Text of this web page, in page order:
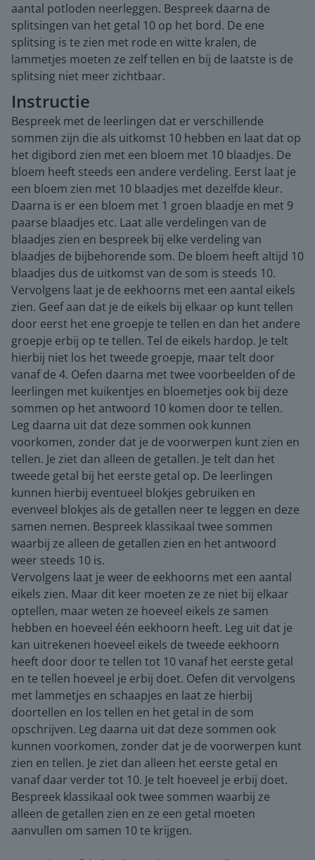
aantal potloden neerleggen. Bespreek daarna de
splitsingen van het getal 10 op het bord. De ene
splitsing is te zien met rode en witte kralen, de
lammetjes moeten ze zelf tellen en bij de laatste is de
splitsing niet meer zichtbaar.
Instructie
Bespreek met de leerlingen dat er verschillende
sommen zijn die als uitkomst 10 hebben en laat dat op
het digibord zien met een bloem met 10 blaadjes. De
bloem heeft steeds een andere verdeling. Eerst laat je
een bloem zien met 10 blaadjes met dezelfde kleur.
Daarna is er een bloem met 1 groen blaadje en met 9
paarse blaadjes etc. Laat alle verdelingen van de
blaadjes zien en bespreek bij elke verdeling van
blaadjes de bijbehorende som. De bloem heeft altijd 10
blaadjes dus de uitkomst van de som is steeds 10.
Vervolgens laat je de eekhoorns met een aantal eikels
zien. Geef aan dat je de eikels bij elkaar op kunt tellen
door eerst het ene groepje te tellen en dan het andere
groepje erbij op te tellen. Tel de eikels hardop. Je telt
hierbij niet los het tweede groepje, maar telt door
vanaf de 4. Oefen daarna met twee voorbeelden of de
leerlingen met kuikentjes en bloemetjes ook bij deze
sommen op het antwoord 10 komen door te tellen.
Leg daarna uit dat deze sommen ook kunnen
voorkomen, zonder dat je de voorwerpen kunt zien en
tellen. Je ziet dan alleen de getallen. Je telt dan het
tweede getal bij het eerste getal op. De leerlingen
kunnen hierbij eventueel blokjes gebruiken en
evenveel blokjes als de getallen neer te leggen en deze
samen nemen. Bespreek klassikaal twee sommen
waarbij ze alleen de getallen zien en het antwoord
weer steeds 10 is.
Vervolgens laat je weer de eekhoorns met een aantal
eikels zien. Maar dit keer moeten ze ze niet bij elkaar
optellen, maar weten ze hoeveel eikels ze samen
hebben en hoeveel één eekhoorn heeft. Leg uit dat je
kan uitrekenen hoeveel eikels de tweede eekhoorn
heeft door door te tellen tot 10 vanaf het eerste getal
en te tellen hoeveel je erbij doet. Oefen dit vervolgens
met lammetjes en schaapjes en laat ze hierbij
doortellen en los tellen en het getal in de som
opschrijven. Leg daarna uit dat deze sommen ook
kunnen voorkomen, zonder dat je de voorwerpen kunt
zien en tellen. Je ziet dan alleen het eerste getal en
vanaf daar verder tot 10. Je telt hoeveel je erbij doet.
Bespreek klassikaal ook twee sommen waarbij ze
alleen de getallen zien en ze een getal moeten
aanvullen om samen 10 te krijgen.